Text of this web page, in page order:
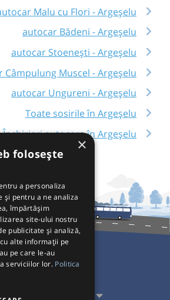
Malu cu Flori - Argeșelu
autocar Bădeni - Argeșelu
autocar Stoenești - Argeșelu
Câmpulung Muscel - Argeșelu
autocar Ungureni - Argeșelu
Toate sosirile în Argeșelu
Închirieri autocare în Argeșelu
Călători
Transportatori
×
folosește
a personaliza
și pentru a ne analiza
împărtășim
site-ului nostru
publicitate și analiză,
alte informații pe
pe care le-au
serviciilor lor. Politica